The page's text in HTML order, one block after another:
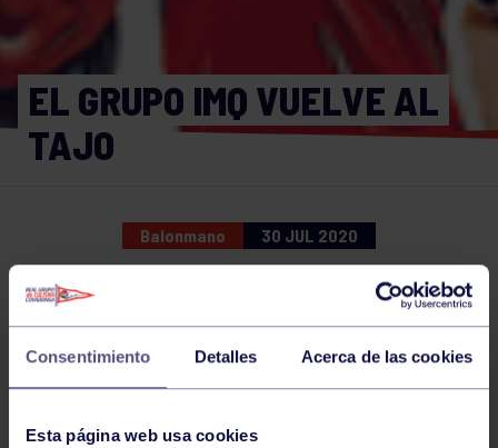
Consentimiento Detalles Acerca de las cookies
Esta página web usa cookies
EL GRUPO IMQ VUELVE AL
TAJO
Balonmano 30 JUL 2020
NOTICIAS RELACIONADAS